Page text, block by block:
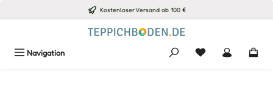
Zum Hauptinhalt springen Kostenloser Versand ab 100 €
Navigation Du hast 0